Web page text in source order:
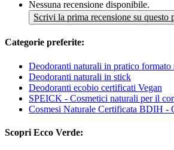
Nessuna recensione disponibile.
Scrivi la prima recensione su questo
Categorie preferite:
Deodoranti naturali in pratico formato
Deodoranti naturali in stick
Deodoranti ecobio certificati Vegan
SPEICK - Cosmetici naturali per il
Cosmesi Naturale Certificata BDIH -
Scopri Ecco Verde: